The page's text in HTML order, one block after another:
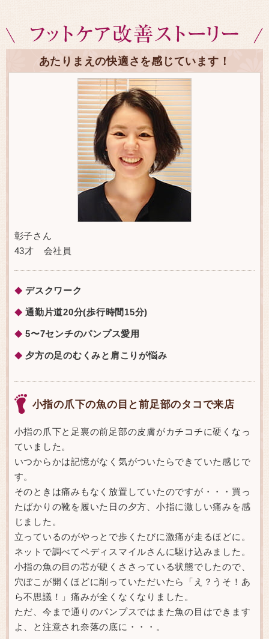
あたりまえの快適さを感じています！
彰子さん
43才 会社員
◆ デスクワーク
◆ 通勤片道20分(歩行時間15分)
◆ 5〜7センチのパンプス愛用
◆ 夕方の足のむくみと肩こりが悩み
小指の爪下の魚の目と前足部のタコで来店
小指の爪下と足裏の前足部の皮膚がカチコチに硬くなっ
ていました。
いつからかは記憶がなく気がついたらできていた感じで
す。
そのときは痛みもなく放置していたのですが・・・買っ
たばかりの靴を履いた日の夕方、小指に激しい痛みを感
じました。
立っているのがやっとで歩くたびに激痛が走るほどに。
ネットで調べてペディスマイルさんに駆け込みました。
小指の魚の目の芯が硬くささっている状態でしたので、
穴ぼこが開くほどに削っていただいたら「え？うそ！あ
ら不思議！」痛みが全くなくなりました。
ただ、今まで通りのパンプスではまた魚の目はできます
よ、と注意され奈落の底に・・・。